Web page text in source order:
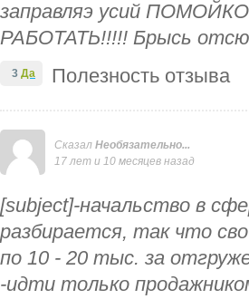
заправляэ усий
РАБОТАТЬ!!!!! Брысь
Полезность отзыва
3 Да
Сказал Необязательно...
17 лет и 10 месяцев назад
[subject]-начальство в
разбирается, так что
по 10 - 20 тыс. за
-идти только